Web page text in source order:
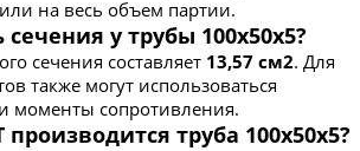
на весь объем партии.
у трубы 100х50х5?
сечения составляет 13,57 см2. Для
также могут использоваться
моменты сопротивления.
труба 100х50х5?